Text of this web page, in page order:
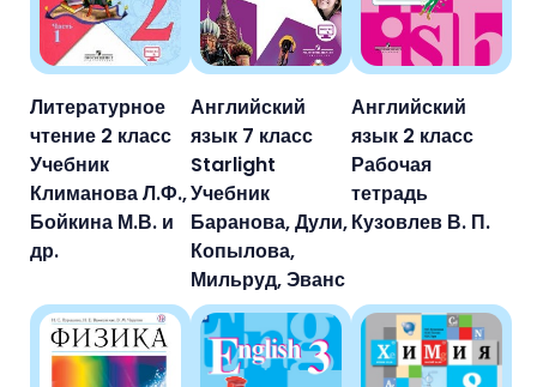
Литературное
чтение 2 класс
Учебник
Климанова Л.Ф.,
Бойкина М.В. и
др.
Английский
язык 7 класс
Starlight
Учебник
Баранова, Дули,
Копылова,
Мильруд, Эванс
Английский
язык 2 класс
Рабочая
тетрадь
Кузовлев В. П.